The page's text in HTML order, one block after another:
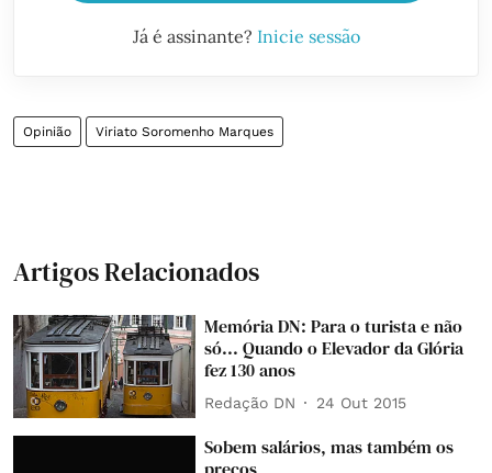
Já é assinante? Inicie sessão
Opinião Viriato Soromenho Marques
Artigos Relacionados
Memória DN: Para o turista e não
só... Quando o Elevador da Glória
fez 130 anos
Redação DN 24 Out 2015
Sobem salários, mas também os
preços